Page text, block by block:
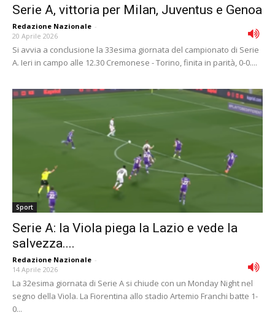
Serie A, vittoria per Milan, Juventus e Genoa
Redazione Nazionale -
20 Aprile 2026
Si avvia a conclusione la 33esima giornata del campionato di Serie
A. Ieri in campo alle 12.30 Cremonese - Torino, finita in parità, 0-0....
Sport
Serie A: la Viola piega la Lazio e vede la
salvezza....
Redazione Nazionale -
14 Aprile 2026
La 32esima giornata di Serie A si chiude con un Monday Night nel
segno della Viola. La Fiorentina allo stadio Artemio Franchi batte 1-
0...